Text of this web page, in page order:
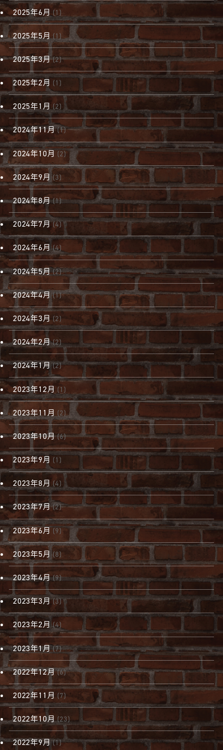
2025年6月 (1)
2025年5月(1)
2025年3月(2)
2025年2月 (1)
2025年1月 (2)
2024年11月(1)
2024年10月 (2)
2024年9月 (3)
2024年8月(1)
2024年7月(4)
2024年6月 (4)
2024年5月(2)
2024年4月 (1)
2024年3月(2)
2024年2月(2)
2024年1月(2)
2023年12月 (1)
2023年11月 (2)
2023年10月(6)
2023年9月 (1)
2023年8月 (4)
2023年7月(2)
2023年6月 (9)
2023年5月 (8)
2023年4月(9)
2023年3月(3)
2023年2月 (4)
2023年1月(7)
2022年12月(6)
2022年11月 (7)
2022年10月(23)
2022年9月(1)